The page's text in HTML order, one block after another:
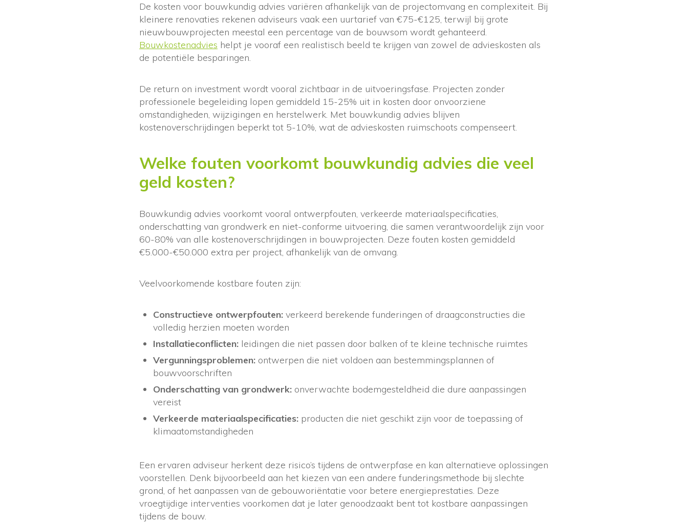
De kosten voor bouwkundig advies variëren afhankelijk van de projectomvang en complexiteit. Bij
kleinere renovaties rekenen adviseurs vaak een uurtarief van €75-€125, terwijl bij grote
nieuwbouwprojecten meestal een percentage van de bouwsom wordt gehanteerd.
Bouwkostenadvies helpt je vooraf een realistisch beeld te krijgen van zowel de advieskosten als
de potentiële besparingen.
De return on investment wordt vooral zichtbaar in de uitvoeringsfase. Projecten zonder
professionele begeleiding lopen gemiddeld 15-25% uit in kosten door onvoorziene
omstandigheden, wijzigingen en herstelwerk. Met bouwkundig advies blijven
kostenoverschrijdingen beperkt tot 5-10%, wat de advieskosten ruimschoots compenseert.
Welke fouten voorkomt bouwkundig advies die veel
geld kosten?
Bouwkundig advies voorkomt vooral ontwerpfouten, verkeerde materiaalspecificaties,
onderschatting van grondwerk en niet-conforme uitvoering, die samen verantwoordelijk zijn voor
60-80% van alle kostenoverschrijdingen in bouwprojecten. Deze fouten kosten gemiddeld
€5.000-€50.000 extra per project, afhankelijk van de omvang.
Veelvoorkomende kostbare fouten zijn:
Constructieve ontwerpfouten: verkeerd berekende funderingen of draagconstructies die
volledig herzien moeten worden
Installatieconflicten: leidingen die niet passen door balken of te kleine technische ruimtes
Vergunningsproblemen: ontwerpen die niet voldoen aan bestemmingsplannen of
bouwvoorschriften
Onderschatting van grondwerk: onverwachte bodemgesteldheid die dure aanpassingen
vereist
Verkeerde materiaalspecificaties: producten die niet geschikt zijn voor de toepassing of
klimaatomstandigheden
Een ervaren adviseur herkent deze risico’s tijdens de ontwerpfase en kan alternatieve oplossingen
voorstellen. Denk bijvoorbeeld aan het kiezen van een andere funderingsmethode bij slechte
grond, of het aanpassen van de gebouworiëntatie voor betere energieprestaties. Deze
vroegtijdige interventies voorkomen dat je later genoodzaakt bent tot kostbare aanpassingen
tijdens de bouw.